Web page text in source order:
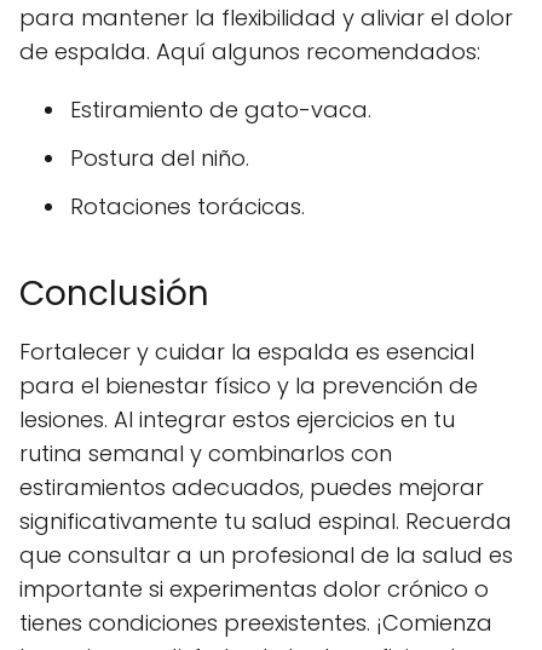
para mantener la flexibilidad y aliviar el dolor
de espalda. Aquí algunos recomendados:
Estiramiento de gato-vaca.
Postura del niño.
Rotaciones torácicas.
Conclusión
Fortalecer y cuidar la espalda es esencial
para el bienestar físico y la prevención de
lesiones. Al integrar estos ejercicios en tu
rutina semanal y combinarlos con
estiramientos adecuados, puedes mejorar
significativamente tu salud espinal. Recuerda
que consultar a un profesional de la salud es
importante si experimentas dolor crónico o
tienes condiciones preexistentes. ¡Comienza